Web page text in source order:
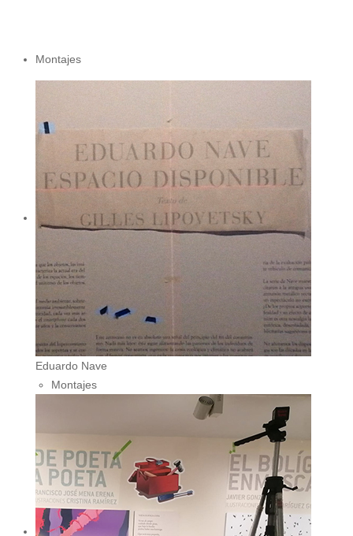
Montajes
Eduardo Nave
Montajes